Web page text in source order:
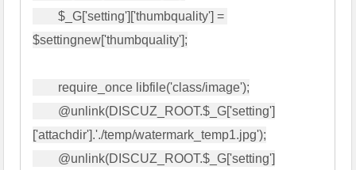
        $_G['setting']['thumbquality'] =
$settingnew['thumbquality'];
['attachdir'].'./temp/watermark_temp1.jpg');